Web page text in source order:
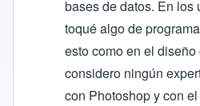
bases de datos. En los
toqué algo de
esto como en el
considero ningún
con Photoshop y con